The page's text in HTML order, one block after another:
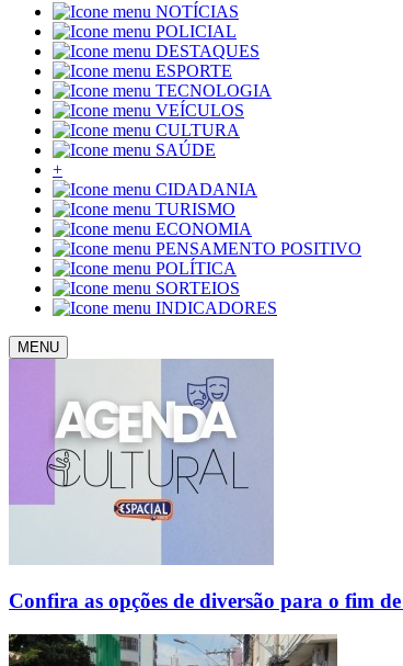
NOTÍCIAS
POLICIAL
DESTAQUES
ESPORTE
TECNOLOGIA
VEÍCULOS
CULTURA
SAÚDE
+
CIDADANIA
TURISMO
ECONOMIA
PENSAMENTO POSITIVO
POLÍTICA
SORTEIOS
INDICADORES
MENU
Confira as opções de diversão para o fim